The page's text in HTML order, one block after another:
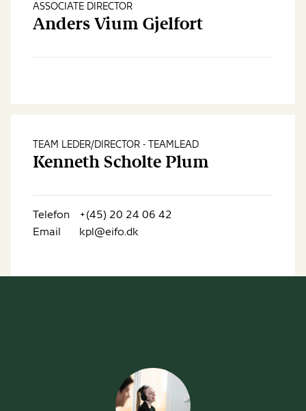
ASSOCIATE DIRECTOR
Anders Vium Gjelfort
TEAM LEDER/DIRECTOR - TEAMLEAD
Kenneth Scholte Plum
Telefon
+(45) 20 24 06 42
Email
kpl@eifo.dk